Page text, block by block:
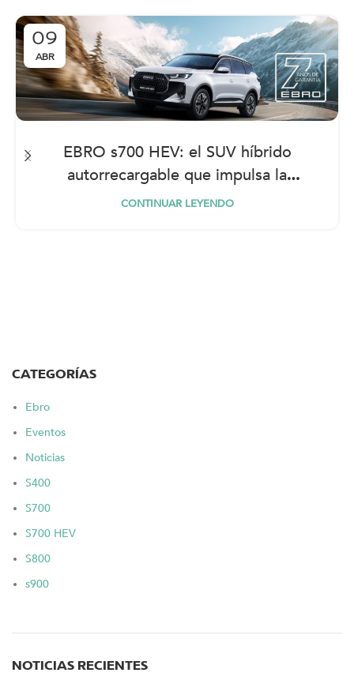
09
ABR
EBRO s700 HEV: el SUV híbrido
autorrecargable que impulsa la
movilidad eficiente
CONTINUAR LEYENDO
CATEGORÍAS
Ebro
Eventos
Noticias
S400
S700
S700 HEV
S800
s900
NOTICIAS RECIENTES